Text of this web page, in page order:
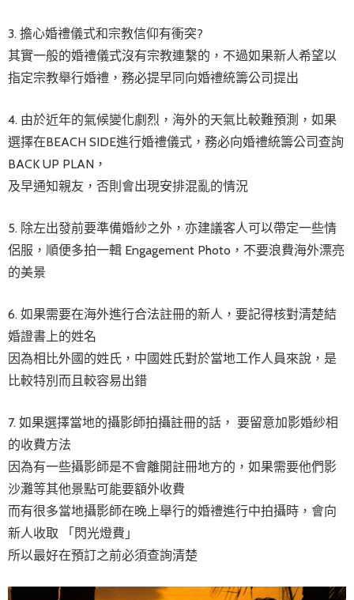
3. 擔心婚禮儀式和宗教信仰有衝突?
其實一般的婚禮儀式沒有宗教連繫的，不過如果新人希望以
指定宗教舉行婚禮，務必提早同向婚禮統籌公司提出
4. 由於近年的氣候變化劇烈，海外的天氣比較難預測，如果
選擇在BEACH SIDE進行婚禮儀式，務必向婚禮統籌公司查詢
BACK UP PLAN，
及早通知親友，否則會出現安排混亂的情況
5. 除左出發前要準備婚紗之外，亦建議客人可以帶定一些情
侶服，順便多拍一輯 Engagement Photo，不要浪費海外漂亮
的美景
6. 如果需要在海外進行合法註冊的新人，要記得核對清楚結
婚證書上的姓名
因為相比外國的姓氏，中國姓氏對於當地工作人員來說，是
比較特別而且較容易出錯
7. 如果選擇當地的攝影師拍攝註冊的話， 要留意加影婚紗相
的收費方法
因為有一些攝影師是不會離開註冊地方的，如果需要他們影
沙灘等其他景點可能要額外收費
而有很多當地攝影師在晚上舉行的婚禮進行中拍攝時，會向
新人收取 「閃光燈費」
所以最好在預訂之前必須查詢清楚